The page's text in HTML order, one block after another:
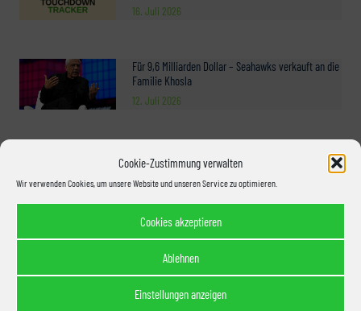
Cookie-Zustimmung verwalten
Wir verwenden Cookies, um unsere Website und unseren Service zu optimieren.
Cookies akzeptieren
Ablehnen
Einstellungen anzeigen
16. Juli 2026
Für 9,6 Milliarden Dollar – Seahawks verkauft an die
Familie Khosla
12. Juli 2026
Mein Treffen mit Marshawn Lynch bei den Vienna
Vikings
3. Juni 2026
Gruppenreise 2026: Jetzt Komplettpaket buchen
25. Mai 2026